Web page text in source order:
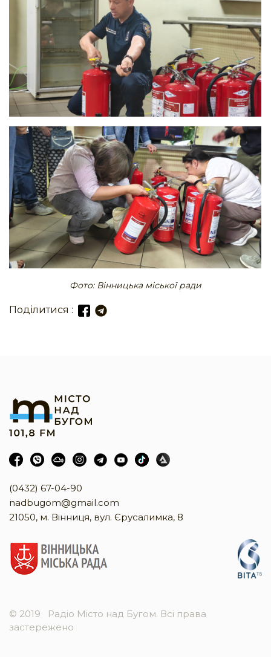
Фото: Вінницька міської ради
Поділитися :
(0432) 67-04-90
nadbugom@gmail.com
21050, м. Вінниця, вул. Єрусалимка, 8
© 2019
Радіо Місто над Бугом. Всі права
застережено